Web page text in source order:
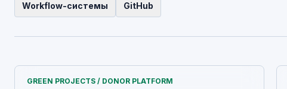
Workflow-системы GitHub
GREEN PROJECTS / DONOR PLATFORM